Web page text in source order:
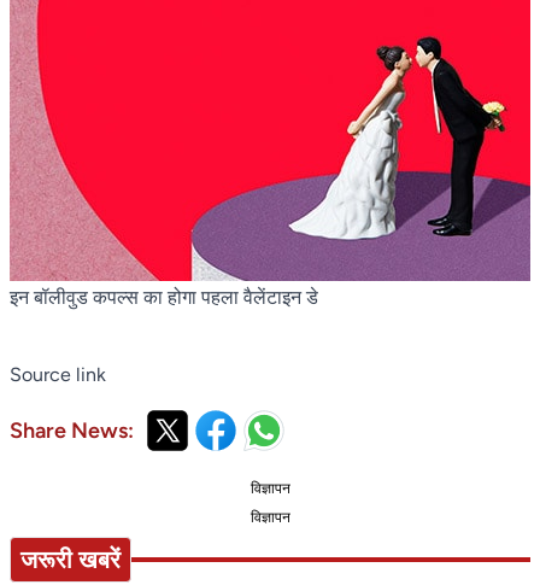
इन बॉलीवुड कपल्स का होगा पहला वैलेंटाइन डे
Source link
Share News:
विज्ञापन
विज्ञापन
जरूरी खबरें